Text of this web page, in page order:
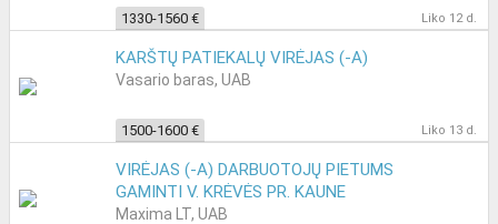
1330-1560 € Liko 12 d.
KARŠTŲ PATIEKALŲ VIRĖJAS (-A)
Vasario baras, UAB
1500-1600 € Liko 13 d.
VIRĖJAS (-A) DARBUOTOJŲ PIETUMS
GAMINTI V. KRĖVĖS PR. KAUNE
Maxima LT, UAB